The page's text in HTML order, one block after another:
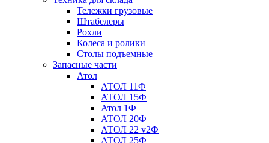
Тележки грузовые
Штабелеры
Рохли
Колеса и ролики
Столы подъемные
Запасные части
Атол
АТОЛ 11Ф
АТОЛ 15Ф
Атол 1Ф
АТОЛ 20Ф
АТОЛ 22 v2Ф
АТОЛ 25Ф